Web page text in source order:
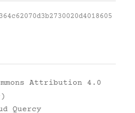
Attribution 4.0
Quercy